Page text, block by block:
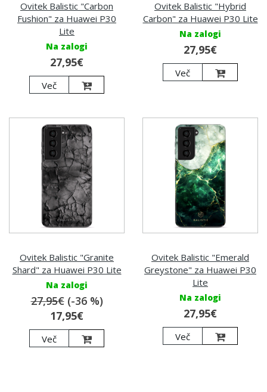
Ovitek Balistic "Carbon
Fushion" za Huawei P30
Lite
Na zalogi
27,95€
Več
Ovitek Balistic "Hybrid
Carbon" za Huawei P30 Lite
Na zalogi
27,95€
Več
Ovitek Balistic "Granite
Shard" za Huawei P30 Lite
Na zalogi
27,95€(-36 %)
17,95€
Več
Ovitek Balistic "Emerald
Greystone" za Huawei P30
Lite
Na zalogi
27,95€
Več